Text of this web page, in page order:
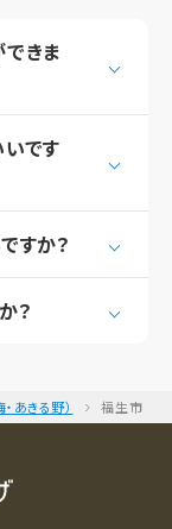
きま
です
すか？
？
あきる野） 福生市